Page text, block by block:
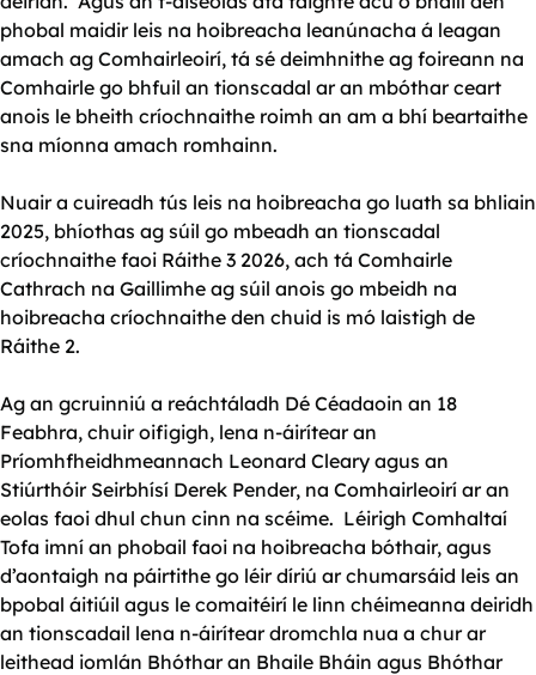
phobal maidir leis na hoibreacha leanúnacha á leagan
amach ag Comhairleoirí, tá sé deimhnithe ag foireann na
Comhairle go bhfuil an tionscadal ar an mbóthar ceart
anois le bheith críochnaithe roimh an am a bhí beartaithe
sna míonna amach romhainn.
Nuair a cuireadh tús leis na hoibreacha go luath sa bhliain
2025, bhíothas ag súil go mbeadh an tionscadal
críochnaithe faoi Ráithe 3 2026, ach tá Comhairle
Cathrach na Gaillimhe ag súil anois go mbeidh na
hoibreacha críochnaithe den chuid is mó laistigh de
Ráithe 2.
Ag an gcruinniú a reáchtáladh Dé Céadaoin an 18
Feabhra, chuir oifigigh, lena n-áirítear an
Príomhfheidhmeannach Leonard Cleary agus an
Stiúrthóir Seirbhísí Derek Pender, na Comhairleoirí ar an
eolas faoi dhul chun cinn na scéime. Léirigh Comhaltaí
Tofa imní an phobail faoi na hoibreacha bóthair, agus
d’aontaigh na páirtithe go léir díriú ar chumarsáid leis an
bpobal áitiúil agus le comaitéirí le linn chéimeanna deiridh
an tionscadail lena n-áirítear dromchla nua a chur ar
leithead iomlán Bhóthar an Bhaile Bháin agus Bhóthar